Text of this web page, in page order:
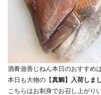
酒肴遊善じねん本日のおすすめ
本日も大物の【真鯛】入荷しま
こちらはお刺身でお召し上がり